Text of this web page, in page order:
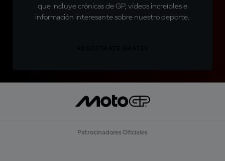
que incluye crónicas de GP, vídeos increíbles e
información interesante sobre nuestro deporte.
Patrocinadores Oficiales